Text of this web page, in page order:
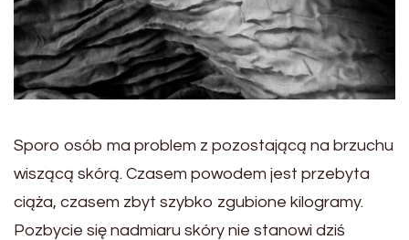
Sporo osób ma problem z pozostającą na brzuchu
wiszącą skórą. Czasem powodem jest przebyta
ciąża, czasem zbyt szybko zgubione kilogramy.
Pozbycie się nadmiaru skóry nie stanowi dziś